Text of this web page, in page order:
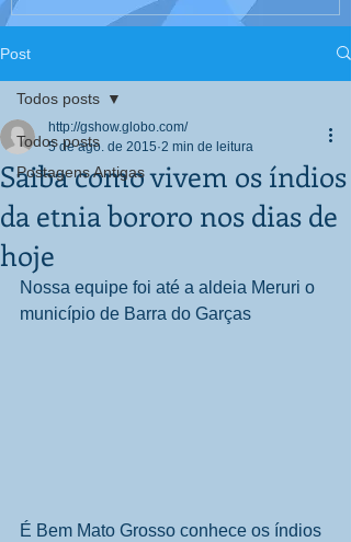
Post
Todos posts
Postagens Antigas
Todos posts
Saiba como vivem os índios
da etnia bororo nos dias de
hoje
http://gshow.globo.com/
5 de ago. de 2015 2 min de leitura
Nossa equipe foi até a aldeia Meruri o
município de Barra do Garças
É Bem Mato Grosso conhece os índios